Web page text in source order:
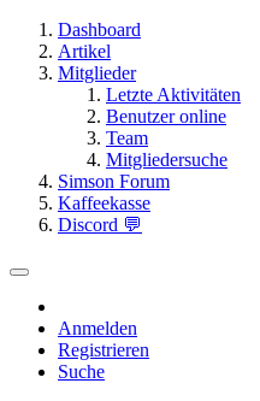
Dashboard
Artikel
Mitglieder
Letzte Aktivitäten
Benutzer online
Team
Mitgliedersuche
Simson Forum
Kaffeekasse
Discord 💬
Anmelden
Registrieren
Suche